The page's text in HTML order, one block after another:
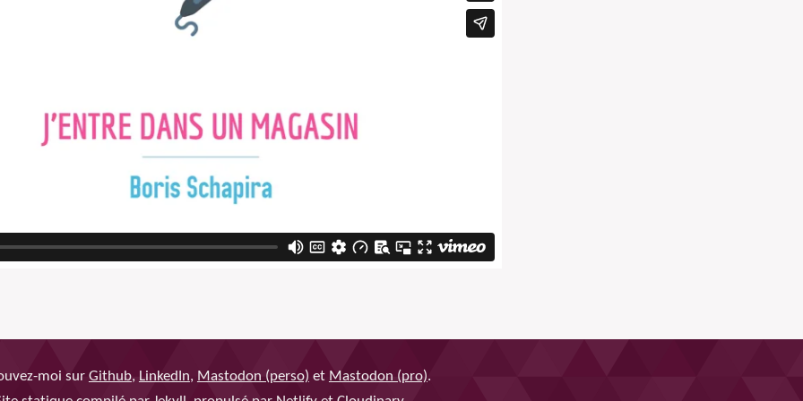
moi sur Github, LinkedIn, Mastodon (perso) et Mastodon (pro).